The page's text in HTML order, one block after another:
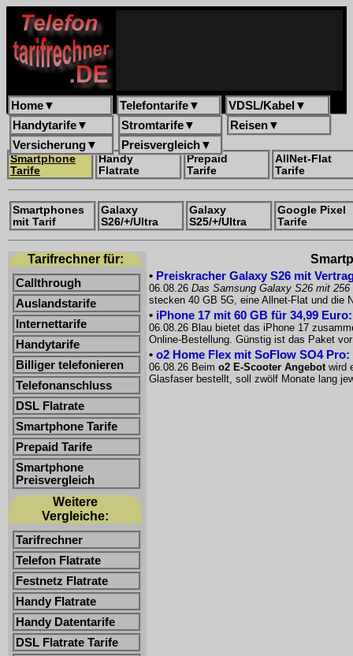
Home▼ Telefontarife▼ VDSL/Kabel ▼
Handytarife▼ Stromtarife▼ Reisen▼
Versicherung▼ Preisvergleich▼
Smartphone
Tarife
Handy
Flatrate
Prepaid
Tarife
AllNet-Flat
Tarife
Smartphones
mit Tarif
Galaxy
S26/+/Ultra
Galaxy
S25/+/Ultra
Google Pixel
Tarife
Tarifrechner für:
Callthrough
Auslandstarife
Internettarife
Handytarife
Billiger telefonieren
Telefonanschluss
DSL Flatrate
Smartphone Tarife
Prepaid Tarife
Smartphone
Preisvergleich
Weitere
Vergleiche:
Tarifrechner
Telefon Flatrate
Festnetz Flatrate
Handy Flatrate
Handy Datentarife
DSL Flatrate Tarife
• Preiskracher Galaxy S26 mit
06.08.26 Das Samsung Galaxy S26 mit 256
stecken 40 GB 5G, eine Allnet-Flat und die
• iPhone 17 mit 60 GB für 34,99
06.08.26 Blau bietet das iPhone 17
Online-Bestellung. Günstig ist das Paket
• o2 Home Flex mit SoFlow SO4
06.08.26 Beim o2 E-Scooter Angebotwird
Glasfaser bestellt, soll zwölf Monate lang